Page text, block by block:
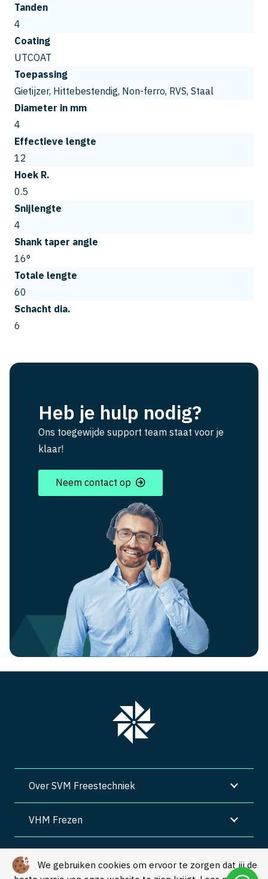
We gebruiken cookies om ervoor te zorgen dat jij de
Tanden
4
Coating
UTCOAT
Toepassing
Gietijzer, Hittebestendig, Non-ferro, RVS, Staal
Diameter in mm
4
Effectieve lengte
12
Hoek R.
0.5
Snijlengte
4
Shank taper angle
16°
Totale lengte
60
Schacht dia.
6
Heb je hulp nodig?
Ons toegewijde support team staat voor je
klaar!
Neem contact op
Over SVM Freestechniek
VHM Frezen